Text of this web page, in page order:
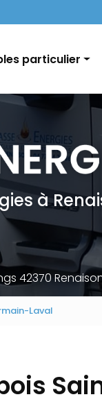
particulier
à
42370
Laval